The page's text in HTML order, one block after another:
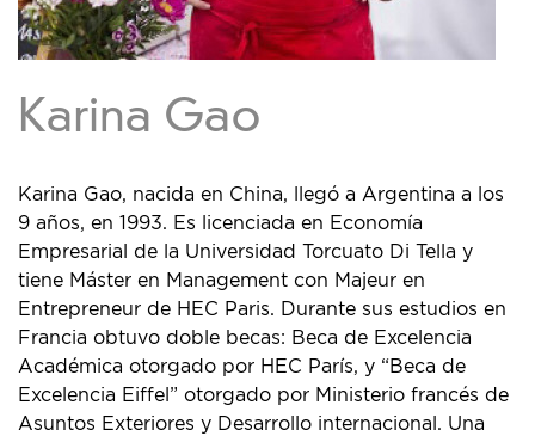
Karina Gao
Karina Gao, nacida en China, llegó a Argentina a los
9 años, en 1993. Es licenciada en Economía
Empresarial de la Universidad Torcuato Di Tella y
tiene Máster en Management con Majeur en
Entrepreneur de HEC Paris. Durante sus estudios en
Francia obtuvo doble becas: Beca de Excelencia
Académica otorgado por HEC París, y “Beca de
Excelencia Eiffel” otorgado por Ministerio francés de
Asuntos Exteriores y Desarrollo internacional. Una